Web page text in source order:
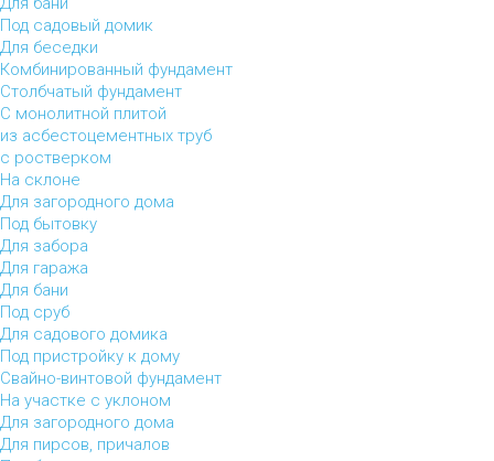
Под садовый домик
Для беседки
Комбинированный фундамент
Столбчатый фундамент
С монолитной плитой
из асбестоцементных труб
с ростверком
На склоне
Для загородного дома
Под бытовку
Для забора
Для гаража
Для бани
Под сруб
Для садового домика
Под пристройку к дому
Свайно-винтовой фундамент
На участке с уклоном
Для загородного дома
Для пирсов, причалов